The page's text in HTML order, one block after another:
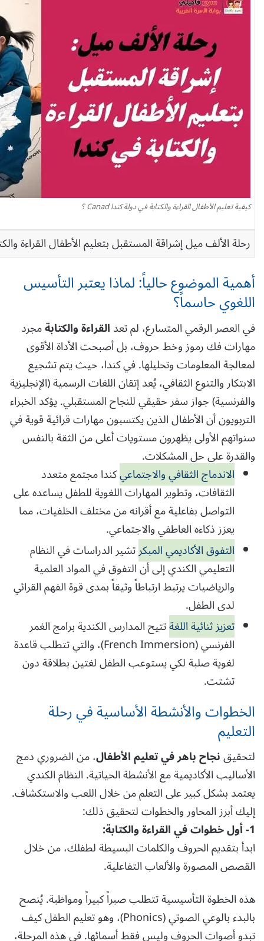
كيفية تعليم الأطفال القراءة والكتابة في دولة كندا Canad ؟
رحلة الألف ميل إشراقة المستقبل بتعليم الأطفال القراءة
أهمية الموضوع حالياً: لماذا يعتبر التأسيس
اللغوي حاسماً؟
في العصر الرقمي المتسارع، لم تعدالقراءة والكتابةمجرد
مهارات فك رموز وخط حروف، بل أصبحت الأداة الأقوى
لمعالجة المعلومات وتحليلها. في كندا، حيث يتم تشجيع
الابتكار والتنوع الثقافي، يُعد إتقان اللغات الرسمية (الإنجليزية
والفرنسية) جواز سفر حقيقي للنجاح المستقبلي. يؤكد الخبراء
التربويون أن الأطفال الذين يكتسبون مهارات قرائية قوية في
سنواتهم الأولى يظهرون مستويات أعلى من الثقة بالنفس
والقدرة على حل المشكلات.
الاندماج الثقافي والاجتماعيكندا مجتمع متعدد
الثقافات، وتطوير المهارات اللغوية للطفل يساعده على
التواصل بفاعلية مع أقرانه من مختلف الخلفيات، مما
يعزز ذكاءه العاطفي والاجتماعي.
التفوق الأكاديمي المبكرتشير الدراسات في النظام
التعليمي الكندي إلى أن التفوق في المواد العلمية
والرياضيات يرتبط ارتباطاً وثيقاً بمدى قوة الفهم القرائي
لدى الطفل.
تعزيز ثنائية اللغةتتيح المدارس الكندية برامج الغمر
الفرنسي (French Immersion)، والتي تتطلب قاعدة
لغوية صلبة لكي يستوعب الطفل لغتين بطلاقة دون
تشتت.
الخطوات والأنشطة الأساسية في رحلة
التعليم
لتحقيقنجاح باهر في تعليم الأطفال، من الضروري دمج
الأساليب الأكاديمية مع الأنشطة الحياتية. النظام الكندي
يعتمد بشكل كبير على التعلم من خلال اللعب والاستكشاف.
إليك أبرز المحاور والخطوات لتحقيق ذلك:
1- أول خطوات في القراءة والكتابة:
ابدأ بتقديم الحروف والكلمات البسيطة لطفلك، من خلال
القصص المصورة والألعاب التفاعلية.
هذه الخطوة التأسيسية تتطلب صبراً كبيراً ومواظبة. يُنصح
بالبدء بالوعي الصوتي (Phonics)، وهو تعليم الطفل كيف
تبدو أصوات الحروف وليس فقط أسمائها. في هذه المرحلة،